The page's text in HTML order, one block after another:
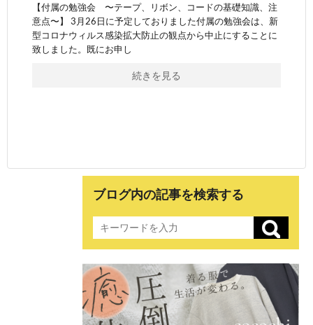
【付属の勉強会 〜テープ、リボン、コードの基礎知識、注
意点〜】 3月26日に予定しておりました付属の勉強会は、新
型コロナウィルス感染拡大防止の観点から中止にすることに
致しました。既にお申し
続きを見る
ブログ内の記事を検索する